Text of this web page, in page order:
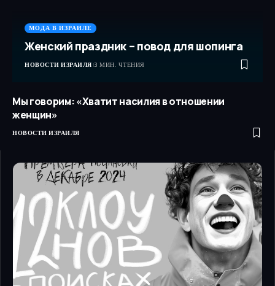
МОДА В ИЗРАИЛЕ
Женский праздник – повод для шопинга
НОВОСТИ ИЗРАИЛЯ 3 МИН. ЧТЕНИЯ
Мы говорим: «Хватит насилия в отношении
женщин»
НОВОСТИ ИЗРАИЛЯ